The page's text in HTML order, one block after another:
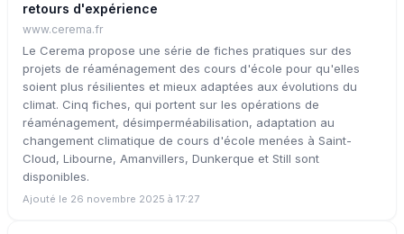
retours d'expérience
www.cerema.fr
Le Cerema propose une série de fiches pratiques sur des
projets de réaménagement des cours d'école pour qu'elles
soient plus résilientes et mieux adaptées aux évolutions du
climat. Cinq fiches, qui portent sur les opérations de
réaménagement, désimperméabilisation, adaptation au
changement climatique de cours d'école menées à Saint-
Cloud, Libourne, Amanvillers, Dunkerque et Still sont
disponibles.
Ajouté le 26 novembre 2025 à 17:27